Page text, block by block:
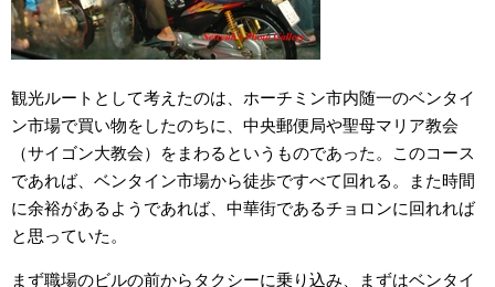
観光ルートとして考えたのは、ホーチミン市内随一のベンタイ
ン市場で買い物をしたのちに、中央郵便局や聖母マリア教会
（サイゴン大教会）をまわるというものであった。このコース
であれば、ベンタイン市場から徒歩ですべて回れる。また時間
に余裕があるようであれば、中華街であるチョロンに回れれば
と思っていた。
まず職場のビルの前からタクシーに乗り込み、まずはベンタイ